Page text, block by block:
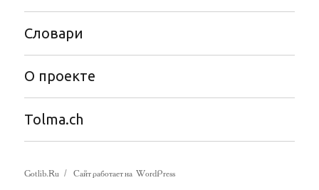
Словари
О проекте
Tolma.ch
Gotlib.Ru Сайт работает на WordPress